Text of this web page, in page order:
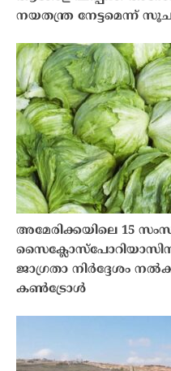
നയതന്ത്ര നേട്ടമെന്ന്
അമേരിക്കയിലെ 15
ജാഗ്രതാ നിർദ്ദേശം
കൺട്രോൾ